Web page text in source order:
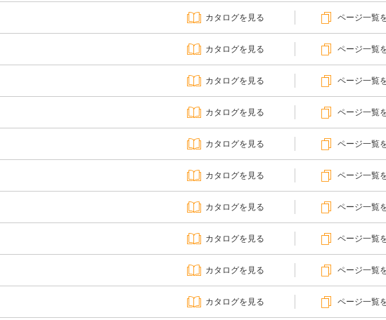
カタログを見る ページ一覧
カタログを見る ページ一覧
カタログを見る ページ一覧
カタログを見る ページ一覧
カタログを見る ページ一覧
カタログを見る ページ一覧
カタログを見る ページ一覧
カタログを見る ページ一覧
カタログを見る ページ一覧
カタログを見る ページ一覧